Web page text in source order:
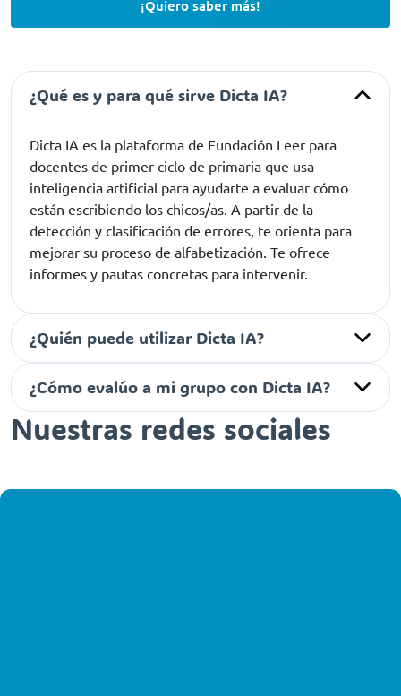
¡Quiero saber más!
¿Qué es y para qué sirve Dicta IA?
Dicta IA es la plataforma de Fundación Leer para
docentes de primer ciclo de primaria que usa
inteligencia artificial para ayudarte a evaluar cómo
están escribiendo los chicos/as. A partir de la
detección y clasificación de errores, te orienta para
mejorar su proceso de alfabetización. Te ofrece
informes y pautas concretas para intervenir.
¿Quién puede utilizar Dicta IA?
¿Cómo evalúo a mi grupo con Dicta IA?
Nuestras redes sociales